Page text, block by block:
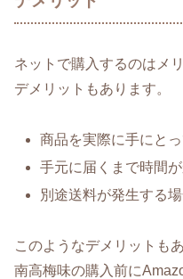
ネットで購入するのはメ
デメリットもあります。
商品を実際に手にと
手元に届くまで時間
別途送料が発生する
このようなデメリットも
南高梅味の購入前に